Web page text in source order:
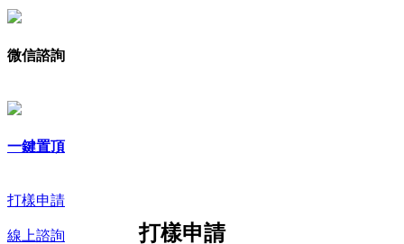
微信諮詢
一鍵置頂
打樣申請
線上諮詢 打樣申請